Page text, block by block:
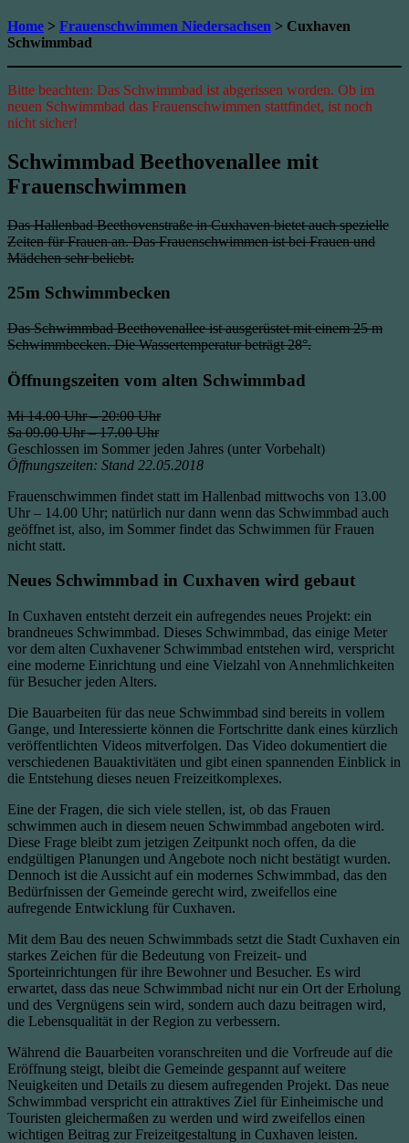
Home > Frauenschwimmen Niedersachsen > Cuxhaven
Schwimmbad
Bitte beachten: Das Schwimmbad ist abgerissen worden. Ob im
neuen Schwimmbad das Frauenschwimmen stattfindet, ist noch
nicht sicher!
Schwimmbad Beethovenallee mit
Frauenschwimmen
Das Hallenbad Beethovenstraße in Cuxhaven bietet auch spezielle
Zeiten für Frauen an. Das Frauenschwimmen ist bei Frauen und
Mädchen sehr beliebt.
25m Schwimmbecken
Das Schwimmbad Beethovenallee ist ausgerüstet mit einem 25 m
Schwimmbecken. Die Wassertemperatur beträgt 28°.
Öffnungszeiten vom alten Schwimmbad
Mi 14.00 Uhr – 20:00 Uhr
Sa 09.00 Uhr – 17.00 Uhr
Geschlossen im Sommer jeden Jahres (unter Vorbehalt)
Öffnungszeiten: Stand 22.05.2018
Frauenschwimmen findet statt im Hallenbad mittwochs von 13.00
Uhr – 14.00 Uhr; natürlich nur dann wenn das Schwimmbad auch
geöffnet ist, also, im Sommer findet das Schwimmen für Frauen
nicht statt.
Neues Schwimmbad in Cuxhaven wird gebaut
In Cuxhaven entsteht derzeit ein aufregendes neues Projekt: ein
brandneues Schwimmbad. Dieses Schwimmbad, das einige Meter
vor dem alten Cuxhavener Schwimmbad entstehen wird, verspricht
eine moderne Einrichtung und eine Vielzahl von Annehmlichkeiten
für Besucher jeden Alters.
Die Bauarbeiten für das neue Schwimmbad sind bereits in vollem
Gange, und Interessierte können die Fortschritte dank eines kürzlich
veröffentlichten Videos mitverfolgen. Das Video dokumentiert die
verschiedenen Bauaktivitäten und gibt einen spannenden Einblick in
die Entstehung dieses neuen Freizeitkomplexes.
Eine der Fragen, die sich viele stellen, ist, ob das Frauen
schwimmen auch in diesem neuen Schwimmbad angeboten wird.
Diese Frage bleibt zum jetzigen Zeitpunkt noch offen, da die
endgültigen Planungen und Angebote noch nicht bestätigt wurden.
Dennoch ist die Aussicht auf ein modernes Schwimmbad, das den
Bedürfnissen der Gemeinde gerecht wird, zweifellos eine
aufregende Entwicklung für Cuxhaven.
Mit dem Bau des neuen Schwimmbads setzt die Stadt Cuxhaven ein
starkes Zeichen für die Bedeutung von Freizeit- und
Sporteinrichtungen für ihre Bewohner und Besucher. Es wird
erwartet, dass das neue Schwimmbad nicht nur ein Ort der Erholung
und des Vergnügens sein wird, sondern auch dazu beitragen wird,
die Lebensqualität in der Region zu verbessern.
Während die Bauarbeiten voranschreiten und die Vorfreude auf die
Eröffnung steigt, bleibt die Gemeinde gespannt auf weitere
Neuigkeiten und Details zu diesem aufregenden Projekt. Das neue
Schwimmbad verspricht ein attraktives Ziel für Einheimische und
Touristen gleichermaßen zu werden und wird zweifellos einen
wichtigen Beitrag zur Freizeitgestaltung in Cuxhaven leisten.